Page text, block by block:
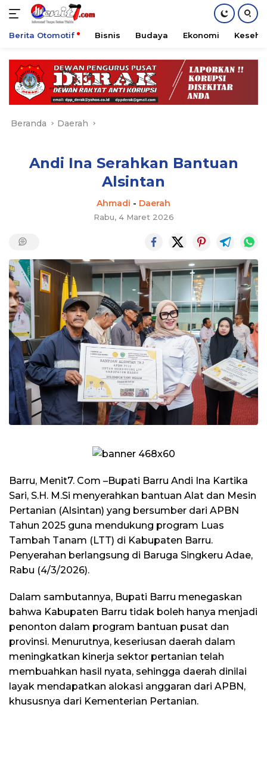
konten
Berita Otomotif Bisnis Budaya Ekonomi
Beranda Daerah
Andi Ina Serahkan Bantuan
Alsintan
Ahmadi - Daerah
Rabu, 4 Maret 2026
Barru, Menit7. Com –Bupati Barru Andi Ina Kartika
Sari, S.H. M.Si menyerahkan bantuan Alat dan Mesin
Pertanian (Alsintan) yang bersumber dari APBN
Tahun 2025 guna mendukung program Luas
Tambah Tanam (LTT) di Kabupaten Barru.
Penyerahan berlangsung di Baruga Singkeru Adae,
Rabu (4/3/2026).
Dalam sambutannya, Bupati Barru menegaskan
bahwa Kabupaten Barru tidak boleh hanya menjadi
penonton dalam program bantuan pusat dan
provinsi. Menurutnya, keseriusan daerah dalam
meningkatkan kinerja sektor pertanian telah
membuahkan hasil nyata, sehingga daerah dinilai
layak mendapatkan alokasi anggaran dari APBN,
khususnya dari Kementerian Pertanian.